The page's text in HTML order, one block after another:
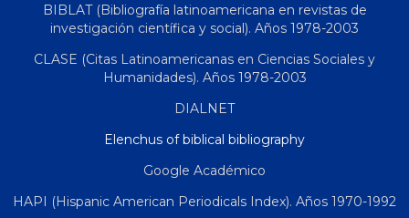
BIBLAT (Bibliografía latinoamericana en revistas de
investigación científica y social). Años 1978-2003
CLASE (Citas Latinoamericanas en Ciencias Sociales y
Humanidades). Años 1978-2003
DIALNET
Elenchus of biblical bibliography
Google Académico
HAPI (Hispanic American Periodicals Index). Años 1970-1992